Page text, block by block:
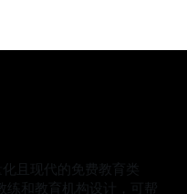
且现代的免费教育类
和教育机构设计，可帮